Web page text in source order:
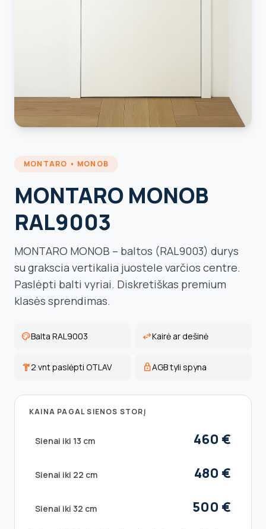
MONTARO • MONOB
MONTARO MONOB
RAL9003
MONTARO MONOB – baltos (RAL9003) durys
su grakscia vertikalia juostele varčios centre.
Paslėpti balti vyriai. Diskretiškas premium
klasės sprendimas.
paletteBalta RAL9003 swap_horizKairė ar dešinė
hardware2 vnt paslėpti OTLAV lockAGB tyli spyna
KAINA PAGAL SIENOS STORĮ
Sienai iki 13 cm 460 €
Sienai iki 22 cm 480 €
Sienai iki 32 cm 500 €